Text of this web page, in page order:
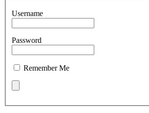
Username
Password
Remember Me